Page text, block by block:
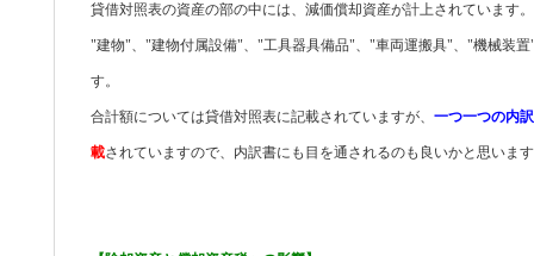
貸借対照表の資産の部の中には、減価償却資産が計上されています。
"建物"、"建物付属設備"、"工具器具備品"、"車両運搬具"、"機械装
す。
合計額については貸借対照表に記載されていますが、 一つ一つの内訳
載されていますので、内訳書にも目を通されるのも良いかと思いま